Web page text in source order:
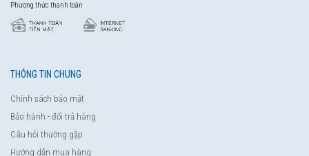
Phương thức thanh toán
THÔNG TIN CHUNG
Chính sách bảo mật
Bảo hành - đổi trả hàng
Câu hỏi thường gặp
Hướng dẫn mua hàng